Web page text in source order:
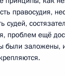
правосудия,
судей,
проблем ещё
были заложены,